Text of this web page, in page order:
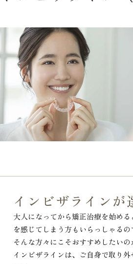
インビザラインが
大人になってから矯正治療を始め
を感じてしまう方もいらっしゃるの
そんな方々にこそおすすめしたい
インビザラインは、ご自身で取り